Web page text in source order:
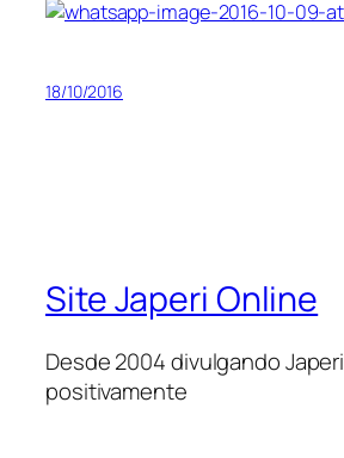
18/10/2016
Site Japeri Online
Desde 2004 divulgando Japeri
positivamente